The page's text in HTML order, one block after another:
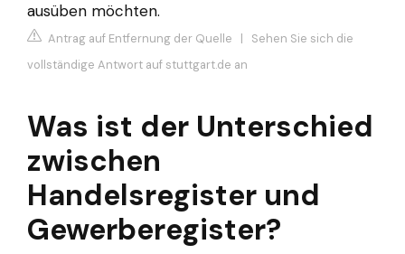
ausüben möchten.
Antrag auf Entfernung der Quelle | Sehen Sie sich die
vollständige Antwort auf stuttgart.de an
Was ist der Unterschied
zwischen
Handelsregister und
Gewerberegister?